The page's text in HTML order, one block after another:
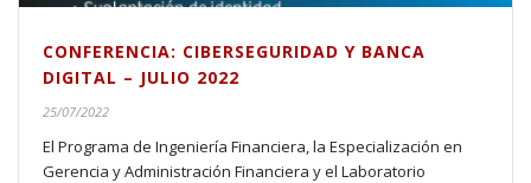
CONFERENCIA: CIBERSEGURIDAD Y BANCA
DIGITAL – JULIO 2022
25/07/2022
El Programa de Ingeniería Financiera, la Especialización en
Gerencia y Administración Financiera y el Laboratorio